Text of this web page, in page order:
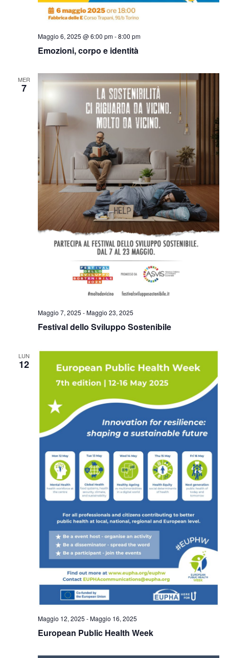
Emozioni, corpo e identità
Maggio 6, 2025 @ 6:00 pm-8:00 pm
MER
7
Festival dello Sviluppo Sostenibile
Maggio 7, 2025 -Maggio 23, 2025
LUN
12
European Public Health Week
Maggio 12, 2025 -Maggio 16, 2025